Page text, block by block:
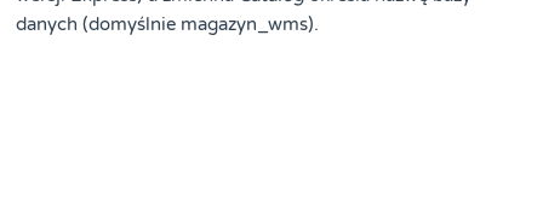
danych (domyślnie magazyn_wms).